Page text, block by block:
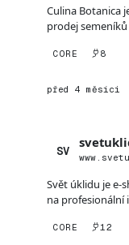
Culina Botanica
prodej
CORE 8
před 4 měsíci
SV
Svět úklidu je e-
na profesionální
CORE 12